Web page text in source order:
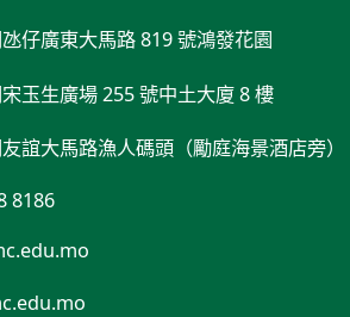
仔廣東大馬路 819 號鴻發花園
玉生廣場 255 號中土大廈 8 樓
誼大馬路漁人碼頭（勵庭海景酒店旁）
8186